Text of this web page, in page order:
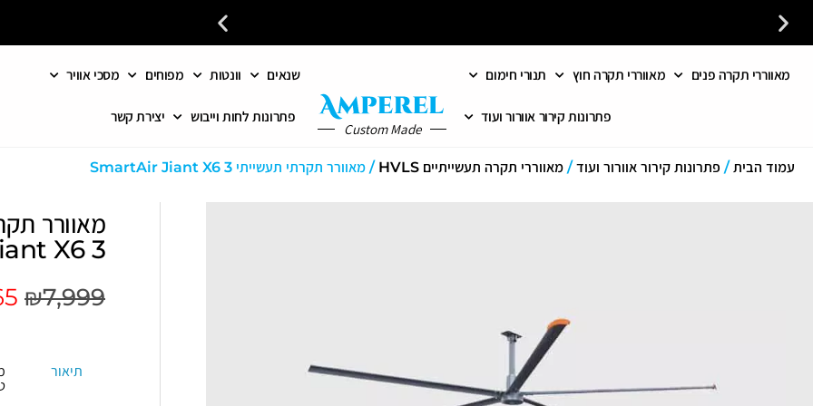
לקבלת ייעוץ חינם חייגו עכשיו - 058-7401300 כל פתרונות האוורור
מאווררי תקרה פנים מאווררי תקרה חוץ תנורי חימום
פתרונות קירור אוורור ועוד
Custom Made
שנאים וונטות מפוחים מסכי אוויר
פתרונות לחות וייבוש יצירת קשר
עמוד הבית/ פתרונות קירור אוורור ועוד/ מאווררי תקרה תעשייתיים HVLS / מאוורר תקרתי תעשייתי SmartAir Jiant X6 3
X6 3
₪7,999
תיאור